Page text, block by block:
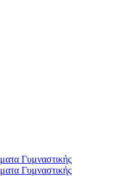
Γυμναστικής
Γυμναστικής